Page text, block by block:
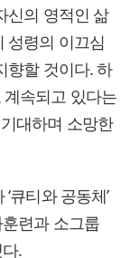
신의 영적인 삶
성령의 이끄심
향할 것이다. 하
속되고 있다는
대하며 소망한
큐티와 공동체’
련과 소그룹
.